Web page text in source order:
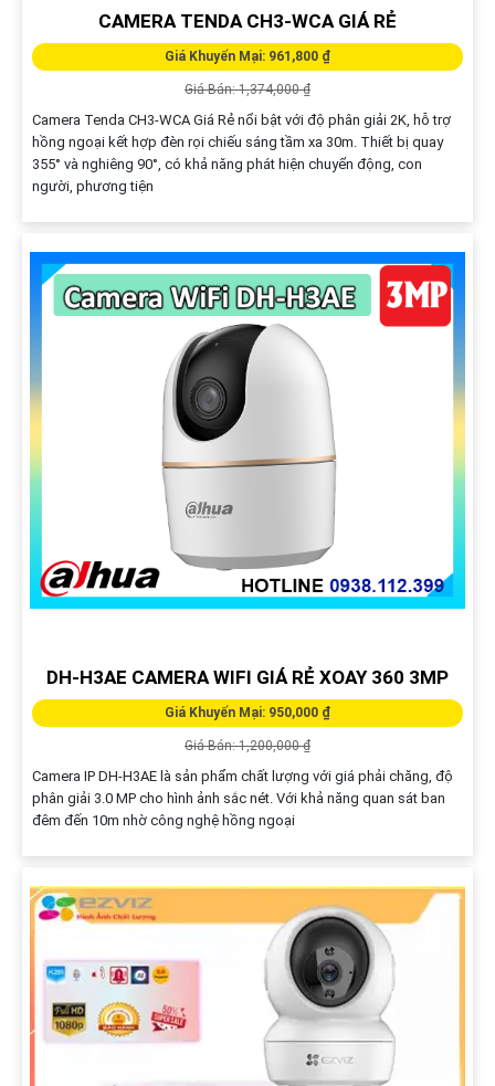
CAMERA TENDA CH3-WCA GIÁ RẺ
Giá Khuyến Mại: 961,800 ₫
Giá Bán: 1,374,000 ₫
Camera Tenda CH3-WCA Giá Rẻ nổi bật với độ phân giải 2K, hỗ trợ
hồng ngoại kết hợp đèn rọi chiếu sáng tầm xa 30m. Thiết bị quay
355° và nghiêng 90°, có khả năng phát hiện chuyển động, con
người, phương tiện
DH-H3AE CAMERA WIFI GIÁ RẺ XOAY 360 3MP
Giá Khuyến Mại: 950,000 ₫
Giá Bán: 1,200,000 ₫
Camera IP DH-H3AE là sản phẩm chất lượng với giá phải chăng, độ
phân giải 3.0 MP cho hình ảnh sắc nét. Với khả năng quan sát ban
đêm đến 10m nhờ công nghệ hồng ngoại